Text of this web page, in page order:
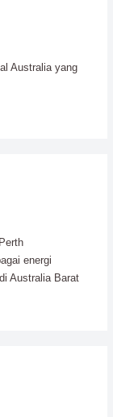
Australia yang
energi
Australia Barat